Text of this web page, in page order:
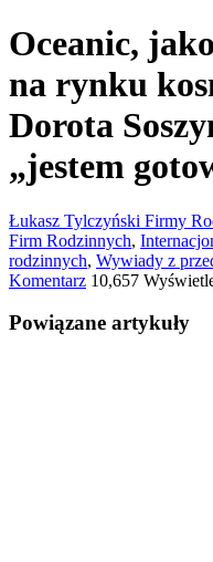
Oceanic,
na rynku
Dorota
„jestem
Łukasz Tylczyński Firmy
Firm Rodzinnych,
rodzinnych, Wywiady z
Komentarz 10,657
Powiązane artykuły